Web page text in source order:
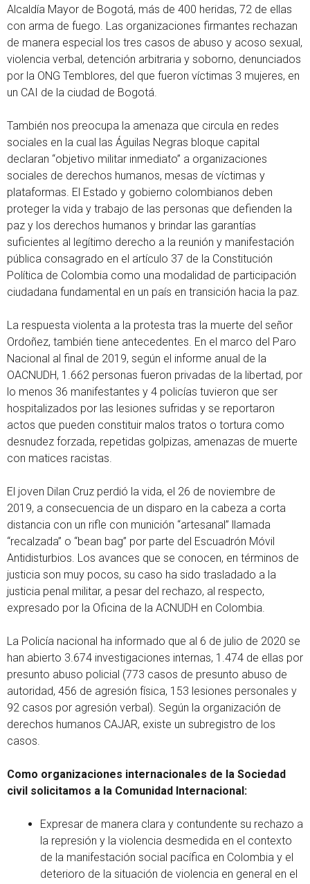
Alcaldía Mayor de Bogotá, más de 400 heridas, 72 de ellas
con arma de fuego. Las organizaciones firmantes rechazan
de manera especial los tres casos de abuso y acoso sexual,
violencia verbal, detención arbitraria y soborno, denunciados
por la ONG Temblores, del que fueron víctimas 3 mujeres, en
un CAI de la ciudad de Bogotá.
También nos preocupa la amenaza que circula en redes
sociales en la cual las Águilas Negras bloque capital
declaran “objetivo militar inmediato” a organizaciones
sociales de derechos humanos, mesas de víctimas y
plataformas. El Estado y gobierno colombianos deben
proteger la vida y trabajo de las personas que defienden la
paz y los derechos humanos y brindar las garantías
suficientes al legítimo derecho a la reunión y manifestación
pública consagrado en el artículo 37 de la Constitución
Política de Colombia como una modalidad de participación
ciudadana fundamental en un país en transición hacia la paz.
La respuesta violenta a la protesta tras la muerte del señor
Ordoñez, también tiene antecedentes. En el marco del Paro
Nacional al final de 2019, según el informe anual de la
OACNUDH, 1.662 personas fueron privadas de la libertad, por
lo menos 36 manifestantes y 4 policías tuvieron que ser
hospitalizados por las lesiones sufridas y se reportaron
actos que pueden constituir malos tratos o tortura como
desnudez forzada, repetidas golpizas, amenazas de muerte
con matices racistas.
El joven Dilan Cruz perdió la vida, el 26 de noviembre de
2019, a consecuencia de un disparo en la cabeza a corta
distancia con un rifle con munición “artesanal” llamada
“recalzada” o “bean bag” por parte del Escuadrón Móvil
Antidisturbios. Los avances que se conocen, en términos de
justicia son muy pocos, su caso ha sido trasladado a la
justicia penal militar, a pesar del rechazo, al respecto,
expresado por la Oficina de la ACNUDH en Colombia.
La Policía nacional ha informado que al 6 de julio de 2020 se
han abierto 3.674 investigaciones internas, 1.474 de ellas por
presunto abuso policial (773 casos de presunto abuso de
autoridad, 456 de agresión física, 153 lesiones personales y
92 casos por agresión verbal). Según la organización de
derechos humanos CAJAR, existe un subregistro de los
casos.
Como organizaciones internacionales de la Sociedad
civil solicitamos a la Comunidad Internacional:
Expresar de manera clara y contundente su rechazo a
la represión y la violencia desmedida en el contexto
de la manifestación social pacífica en Colombia y el
deterioro de la situación de violencia en general en el